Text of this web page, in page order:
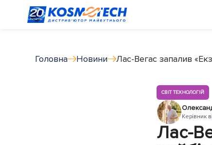
Головна Новини Лас-Вегас запалив
СВІТ ТЕХНОЛОГІЙ
Керівник
Лас-